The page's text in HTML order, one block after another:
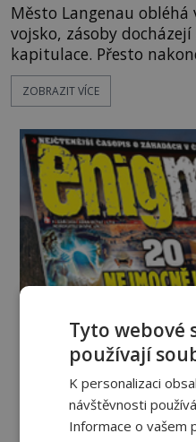
Město Langenau
vojsko, zásoby
kapitulace. Přesto
hrubou silou. Podle
obyvatelé za hradby
dost. Čas pracuje pro obléhatele. Ve městě ubývají
zásoby a každý den
ZOBRAZIT VÍCE
Tyto webové
používají
K personalizaci
návštěvnosti
Informace o vašem